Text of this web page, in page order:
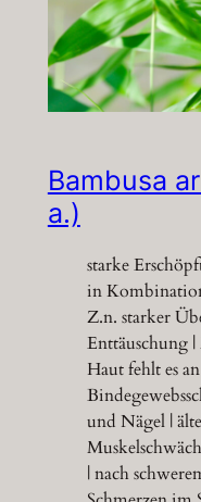
Bambusa
a.)
starke
in
Z.n. starker
Enttäuschung
Haut fehlt es
und Nägel |
| nach